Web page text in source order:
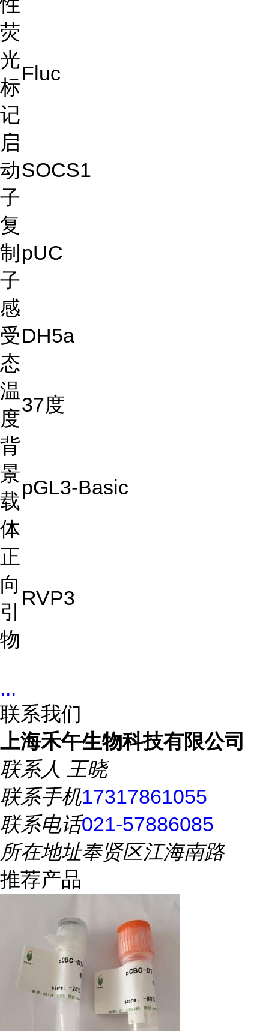
荧
光
标
记
Fluc
启
动
子
SOCS1
复
制
子
pUC
感
受
态
DH5a
温
度
37度
背
景
载
体
pGL3-Basic
正
向
引
物
RVP3
...
联系我们
上海禾午生物科技有限公司
联系人 王晓
联系手机17317861055
联系电话021-57886085
所在地址奉贤区江海南路
推荐产品